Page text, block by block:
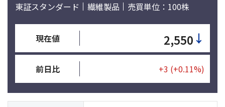
東証スタンダード 繊維製品 売買単位：100株
現在値 2,550 ↓
前日比 +3 (+0.11%)